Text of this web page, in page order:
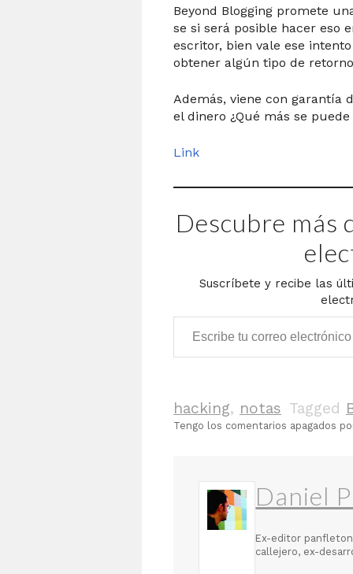
Beyond Blogging promete
se si será posible hacer eso
escritor, bien vale ese
obtener algún tipo de
Además, viene con garantía
el dinero ¿Qué más se
Link
Descubre más
Suscríbete y recibe las
Escribe tu correo electrónico…
hacking, notas Tagged
Tengo los comentarios apagados
Daniel
Ex-editor
callejero, ex-